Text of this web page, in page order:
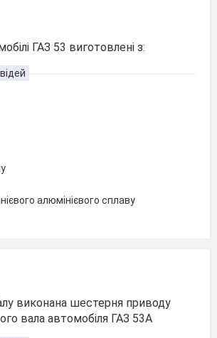
ГАЗ 53 виготовлені з:
алюмінієвого сплаву
виконана шестерня приводу
вала автомобіля ГАЗ 53А